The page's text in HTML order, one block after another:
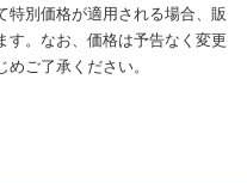
別価格が適用される場合、販
す。なお、価格は予告なく変更
ご了承ください。